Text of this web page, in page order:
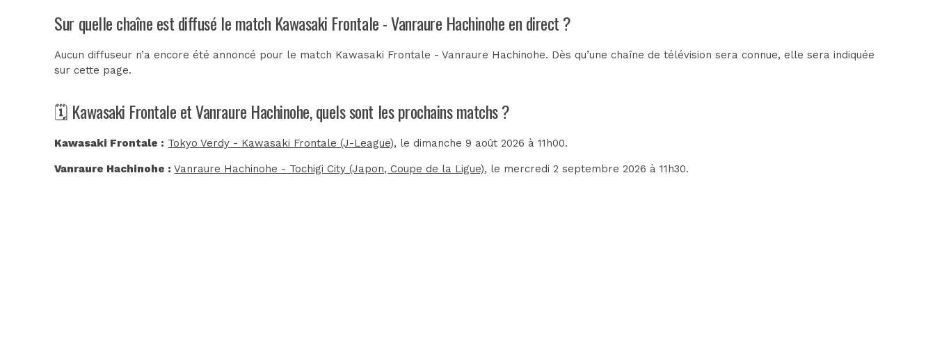
Sur quelle chaîne est diffusé le match Kawasaki Frontale - Vanraure Hachinohe en direct ?
Aucun diffuseur n’a encore été annoncé pour le match Kawasaki Frontale - Vanraure Hachinohe. Dès qu’une chaîne de télévision sera connue, elle sera indiquée
sur cette page.
🗓️ Kawasaki Frontale et Vanraure Hachinohe, quels sont les prochains matchs ?
Kawasaki Frontale : Tokyo Verdy - Kawasaki Frontale (J-League), le dimanche 9 août 2026 à 11h00.
Vanraure Hachinohe : Vanraure Hachinohe - Tochigi City (Japon, Coupe de la Ligue), le mercredi 2 septembre 2026 à 11h30.